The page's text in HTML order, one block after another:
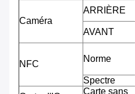
Caméra
ARRIÈRE
AVANT
NFC
Norme
Spectre
Carte sans